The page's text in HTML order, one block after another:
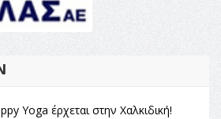
Yoga έρχεται στην Χαλκιδική!